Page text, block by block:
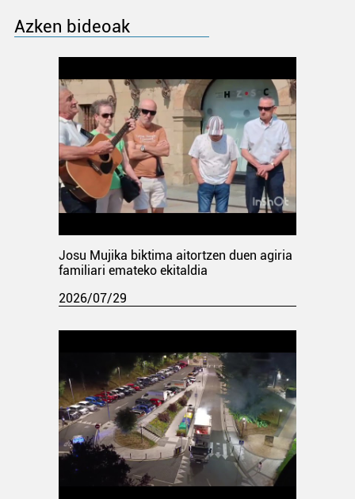
Azken bideoak
Josu Mujika biktima aitortzen duen agiria
familiari emateko ekitaldia
2026/07/29